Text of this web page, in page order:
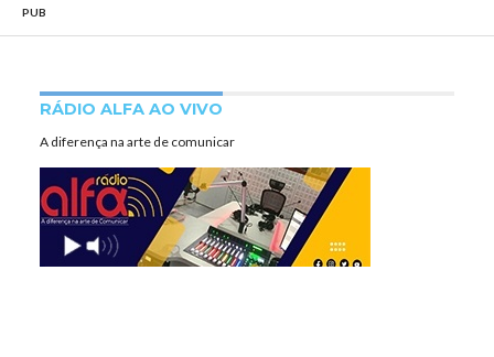
PUB
RÁDIO ALFA AO VIVO
A diferença na arte de comunicar